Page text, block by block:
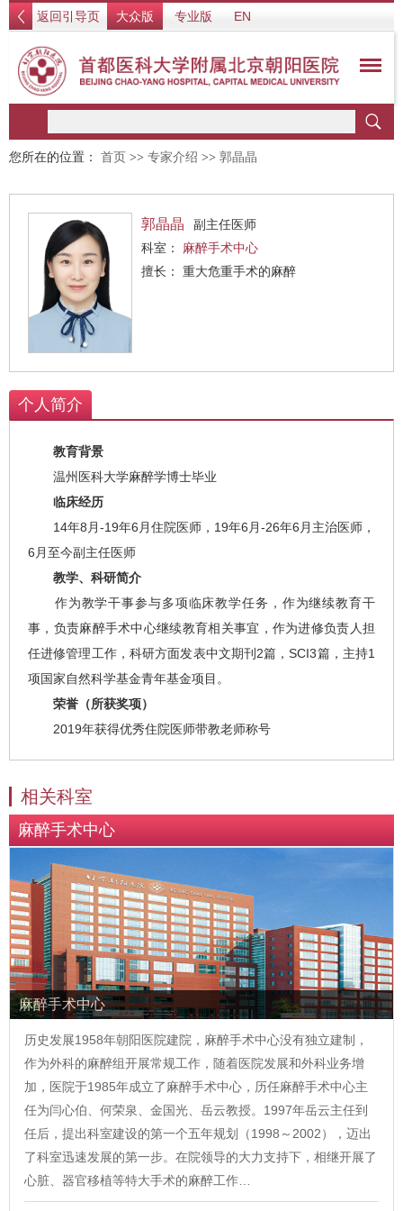
返回引导页 大众版 专业版 EN
您所在的位置： 首页 >> 专家介绍 >> 郭晶晶
郭晶晶
副主任医师
科室： 麻醉手术中心
擅长： 重大危重手术的麻醉
个人简介
教育背景
温州医科大学麻醉学博士毕业
临床经历
14年8月-19年6月住院医师，19年6月-26年6月主治医师，
6月至今副主任医师
教学、科研简介
作为教学干事参与多项临床教学任务，作为继续教育干
事，负责麻醉手术中心继续教育相关事宜，作为进修负责人担
任进修管理工作，科研方面发表中文期刊2篇，SCI3篇，主持1
项国家自然科学基金青年基金项目。
荣誉（所获奖项）
2019年获得优秀住院医师带教老师称号
相关科室
麻醉手术中心
麻醉手术中心
历史发展1958年朝阳医院建院，麻醉手术中心没有独立建制，
作为外科的麻醉组开展常规工作，随着医院发展和外科业务增
加，医院于1985年成立了麻醉手术中心，历任麻醉手术中心主
任为闫心伯、何荣泉、金国光、岳云教授。1997年岳云主任到
任后，提出科室建设的第一个五年规划（1998～2002），迈出
了科室迅速发展的第一步。在院领导的大力支持下，相继开展了
心脏、器官移植等特大手术的麻醉工作…